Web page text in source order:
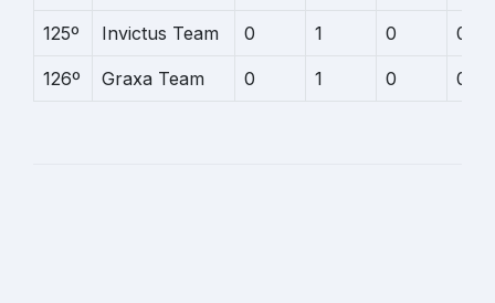
125º Invictus Team 0 1 0 0
126º Graxa Team 0 1 0 0